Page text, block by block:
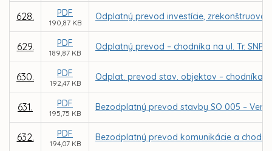
628. PDF
190,87 KB
Odplatný prevod investície,
629. PDF
189,87 KB
Odplatný prevod – chodníka na ul. Tr. SNP
630. PDF
192,47 KB
Odplat. prevod stav. objektov – chodníka
631. PDF
195,75 KB
Bezodplatný prevod stavby SO 005 –
632. PDF
194,07 KB
Bezodplatný prevod komunikácie a